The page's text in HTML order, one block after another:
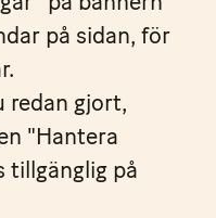
på sidan, för
redan gjort,
"Hantera
tillgänglig på